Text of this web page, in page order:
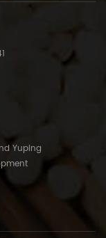
Yuping